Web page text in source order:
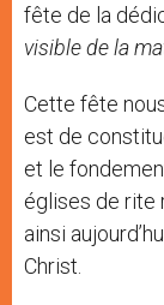
fête de la
visible de la
Cette fête
est de
et le
églises de rite
ainsi
Christ.